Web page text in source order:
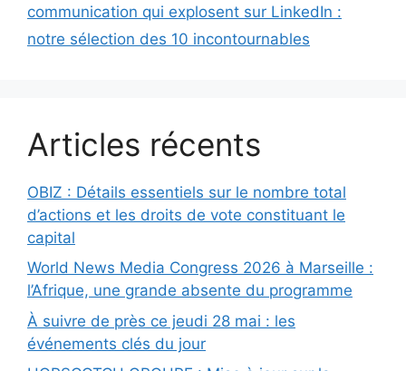
communication qui explosent sur LinkedIn :
notre sélection des 10 incontournables
Articles récents
OBIZ : Détails essentiels sur le nombre total
d’actions et les droits de vote constituant le
capital
World News Media Congress 2026 à Marseille :
l’Afrique, une grande absente du programme
À suivre de près ce jeudi 28 mai : les
événements clés du jour